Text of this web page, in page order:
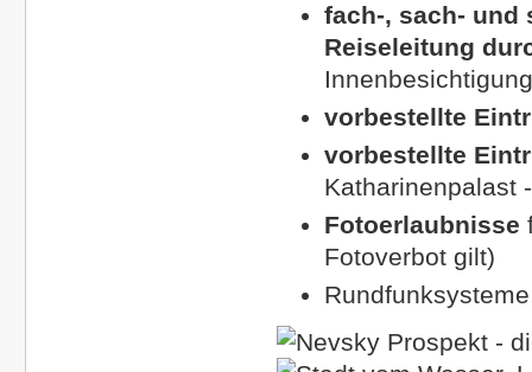
fach-, sach- und
Reiseleitung
vorbestellte
vorbestellte
Katharinenpalast
Fotoerlaubnisse
Fotoverbot gilt)